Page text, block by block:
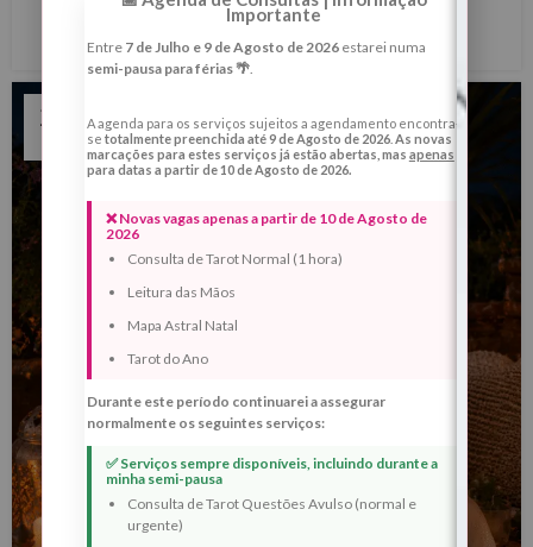
22
Importante
Entre 7 de Julho e 9 de Agosto de 2026estarei numa
semi-pausa para férias 🌴.
A agenda para os serviços sujeitos a agendamento encontra-
se totalmente preenchida até 9 de Agosto de 2026. As novas
marcações para estes serviços já estão abertas, mas apenas
para datas a partir de 10 de Agosto de 2026.
❌ Novas vagas apenas a partir de 10 de Agosto de
2026
Consulta de Tarot Normal (1 hora)
Leitura das Mãos
Mapa Astral Natal
Tarot do Ano
Durante este período continuarei a assegurar
normalmente os seguintes serviços:
✅ Serviços sempre disponíveis, incluindo durante a
minha semi-pausa
Consulta de Tarot Questões Avulso (normal e
urgente)